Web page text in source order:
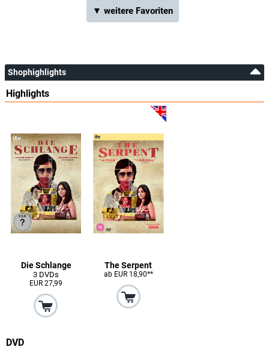
▼ weitere Favoriten
Shophighlights
Highlights
Die Schlange
3 DVDs
EUR 27,99
The Serpent
ab EUR 18,90**
DVD